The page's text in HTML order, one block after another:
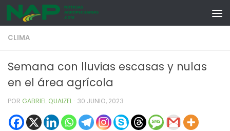
Skip to content
CLIMA
Semana con lluvias escasas y nulas
en el área agrícola
POR GABRIEL QUAIZEL · 30 JUNIO, 2023